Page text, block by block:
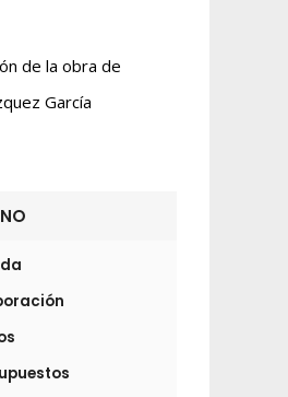
de la obra de
García